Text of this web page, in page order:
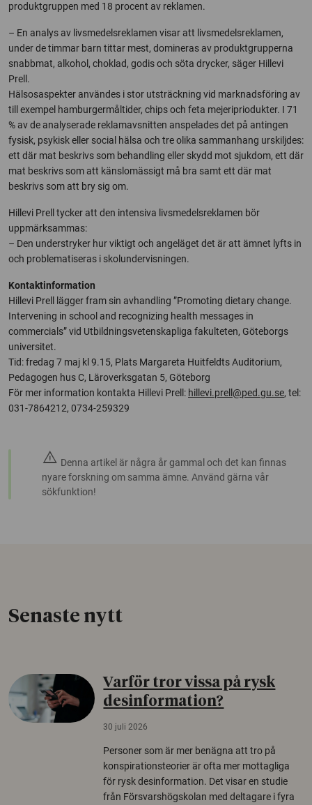
produktgruppen med 18 procent av reklamen.
– En analys av livsmedelsreklamen visar att livsmedelsreklamen,
under de timmar barn tittar mest, domineras av produktgrupperna
snabbmat, alkohol, choklad, godis och söta drycker, säger Hillevi
Prell.
Hälsosaspekter användes i stor utsträckning vid marknadsföring av
till exempel hamburgermåltider, chips och feta mejeripriodukter. I 71
% av de analyserade reklamavsnitten anspelades det på antingen
fysisk, psykisk eller social hälsa och tre olika sammanhang urskiljdes:
ett där mat beskrivs som behandling eller skydd mot sjukdom, ett där
mat beskrivs som att känslomässigt må bra samt ett där mat
beskrivs som att bry sig om.
Hillevi Prell tycker att den intensiva livsmedelsreklamen bör
uppmärksammas:
– Den understryker hur viktigt och angeläget det är att ämnet lyfts in
och problematiseras i skolundervisningen.
Kontaktinformation
Hillevi Prell lägger fram sin avhandling ”Promoting dietary change.
Intervening in school and recognizing health messages in
commercials” vid Utbildningsvetenskapliga fakulteten, Göteborgs
universitet.
Tid: fredag 7 maj kl 9.15, Plats Margareta Huitfeldts Auditorium,
Pedagogen hus C, Läroverksgatan 5, Göteborg
För mer information kontakta Hillevi Prell: hillevi.prell@ped.gu.se, tel:
031-7864212, 0734-259329
warning Denna artikel är några år gammal och det kan finnas
nyare forskning om samma ämne. Använd gärna vår
sökfunktion!
Senaste nytt
Varför tror vissa på rysk
desinformation?
30 juli 2026
Personer som är mer benägna att tro på
konspirationsteorier är ofta mer mottagliga
för rysk desinformation. Det visar en studie
från Försvarshögskolan med deltagare i fyra